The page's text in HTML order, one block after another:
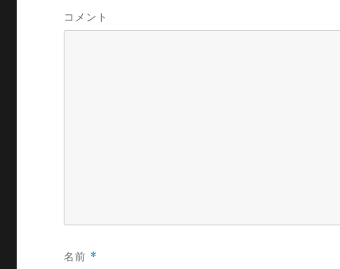
コメント
名前 *